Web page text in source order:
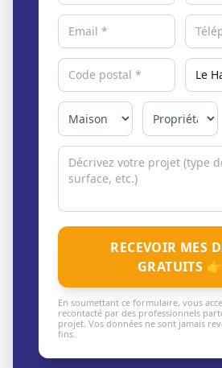
RECEVOIR MES
GRATUITS 👉
En soumettant ce formulaire, vous
recontacté par des professionnels
projet. Vos données ne sont jamais
fins.